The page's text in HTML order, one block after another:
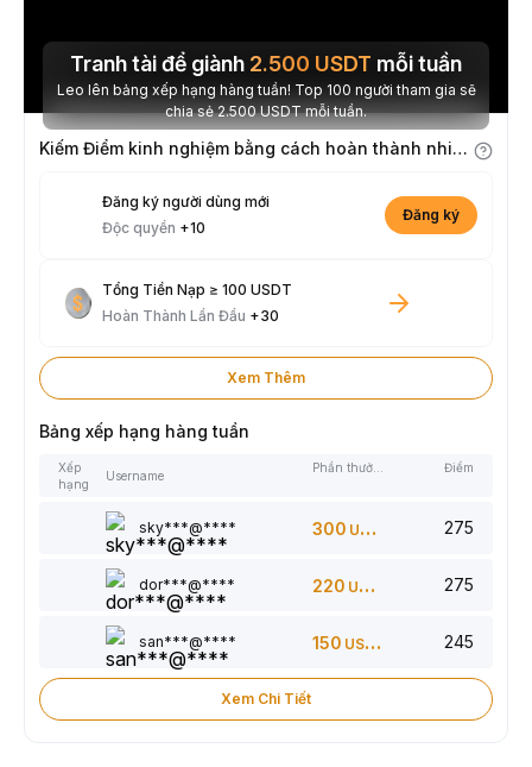
Tranh tài để giành 2.500 USDT mỗi tuần
Leo lên bảng xếp hạng hàng tuần! Top 100 người tham gia sẽ
chia sẻ 2.500 USDT mỗi tuần.
Kiếm Điểm kinh nghiệm bằng cách hoàn thành nhiệm vụ
Đăng ký người dùng mới
Độc quyền +10
Đăng ký
Tổng Tiền Nạp ≥ 100 USDT
Hoàn Thành Lần Đầu +30
Xem Thêm
Bảng xếp hạng hàng tuần
Xếp
hạng
Username
Điểm
sky***@**** 300 USDT 275
dor***@**** 220 USDT 275
san***@**** 150 USDT 245
Xem Chi Tiết